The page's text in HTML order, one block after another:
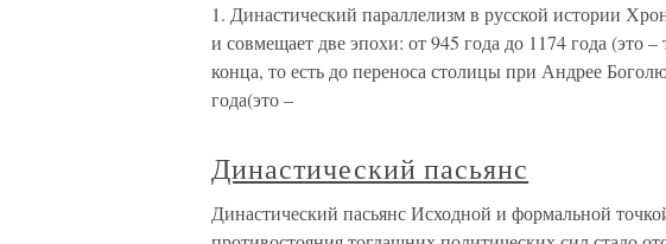
1. Династический параллелизм в русской истории
и совмещает две эпохи: от 945 года до 1174 года (это
конца, то есть до переноса столицы при Андрее
года(это –
Династический пасьянс
Династический пасьянс Исходной и формальной